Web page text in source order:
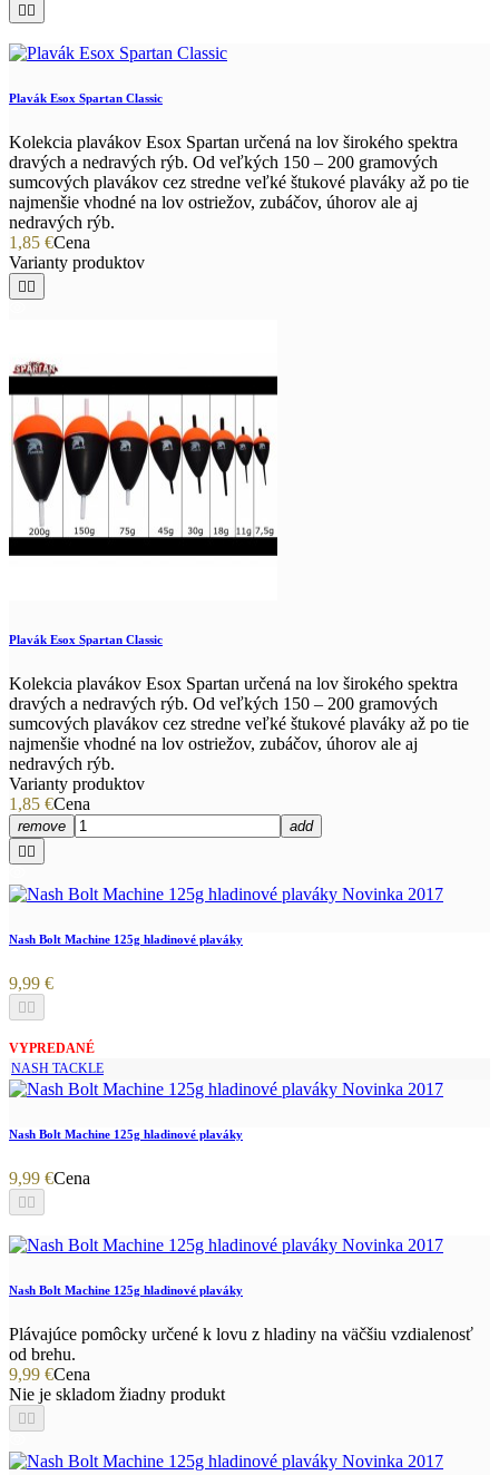
 
Plavák Esox Spartan Classic
Kolekcia plavákov Esox Spartan určená na lov širokého spektra
dravých a nedravých rýb. Od veľkých 150 – 200 gramových
sumcových plavákov cez stredne veľké štukové plaváky až po tie
najmenšie vhodné na lov ostriežov, zubáčov, úhorov ale aj
nedravých rýb.
1,85 €Cena
Varianty produktov
 
Plavák Esox Spartan Classic
Kolekcia plavákov Esox Spartan určená na lov širokého spektra
dravých a nedravých rýb. Od veľkých 150 – 200 gramových
sumcových plavákov cez stredne veľké štukové plaváky až po tie
najmenšie vhodné na lov ostriežov, zubáčov, úhorov ale aj
nedravých rýb.
Varianty produktov
1,85 €Cena
remove
add
 
Nash Bolt Machine 125g hladinové plaváky
9,99 €
 
VYPREDANÉ
NASH TACKLE
Nash Bolt Machine 125g hladinové plaváky
9,99 €Cena
 
Nash Bolt Machine 125g hladinové plaváky
Plávajúce pomôcky určené k lovu z hladiny na väčšiu vzdialenosť
od brehu.
9,99 €Cena
Nie je skladom žiadny produkt
 